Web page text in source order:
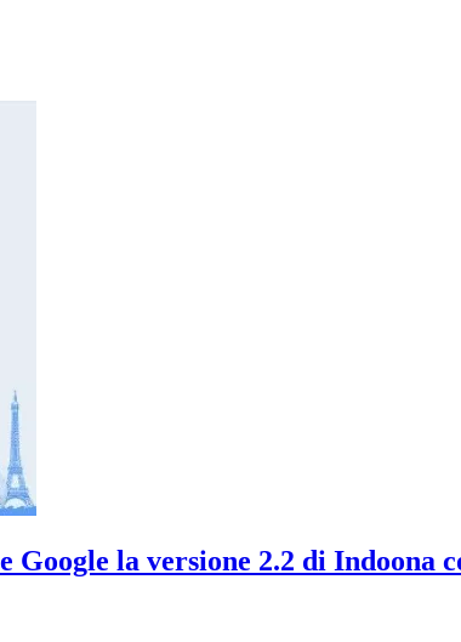
la versione 2.2 di Indoona